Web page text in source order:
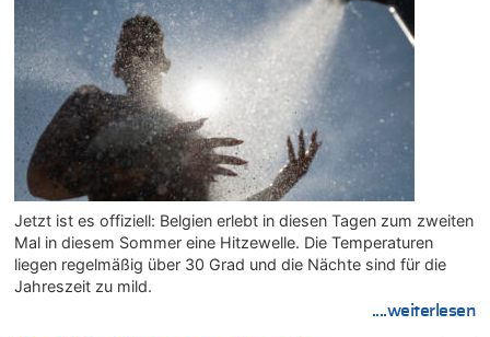
Jetzt ist es offiziell: Belgien erlebt in diesen Tagen zum zweiten
Mal in diesem Sommer eine Hitzewelle. Die Temperaturen
liegen regelmäßig über 30 Grad und die Nächte sind für die
Jahreszeit zu mild.
....weiterlesen